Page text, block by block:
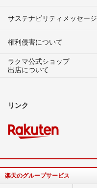
サステナビリティメッセージ
権利侵害について
ラクマ公式ショップ
出店について
リンク
楽天のグループサービス